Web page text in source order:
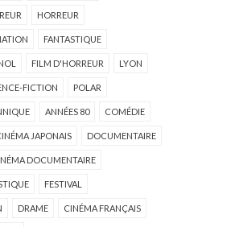
HORREUR
FANTASTIQUE
FILM D'HORREUR LYON
FICTION POLAR
ANNÉES 80 COMÉDIE
JAPONAIS DOCUMENTAIRE
DOCUMENTAIRE
FESTIVAL
DRAME CINÉMA FRANÇAIS